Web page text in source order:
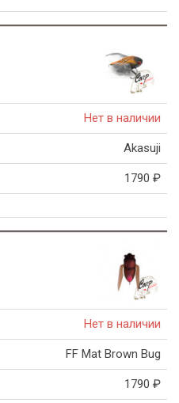
Нет в наличии
Akasuji
1790 ₽
Нет в наличии
FF Mat Brown Bug
1790 ₽